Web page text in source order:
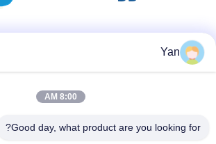
Yan
8:00 AM
Good day, what product are you looking for?